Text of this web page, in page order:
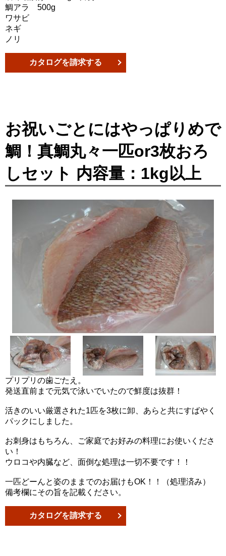
鯛アラ 500g
ワサビ
ネギ
ノリ
カタログを請求する
お祝いごとにはやっぱりめで
鯛！真鯛丸々一匹or3枚おろ
しセット 内容量：1kg以上
プリプリの歯ごたえ。
発送直前まで元気で泳いでいたので鮮度は抜群！
活きのいい厳選された1匹を3枚に卸、あらと共にすばやく
パックにしました。
お刺身はもちろん、ご家庭でお好みの料理にお使いくださ
い！
ウロコや内臓など、面倒な処理は一切不要です！！
一匹どーんと姿のままでのお届けもOK！！（処理済み）
備考欄にその旨を記載ください。
カタログを請求する